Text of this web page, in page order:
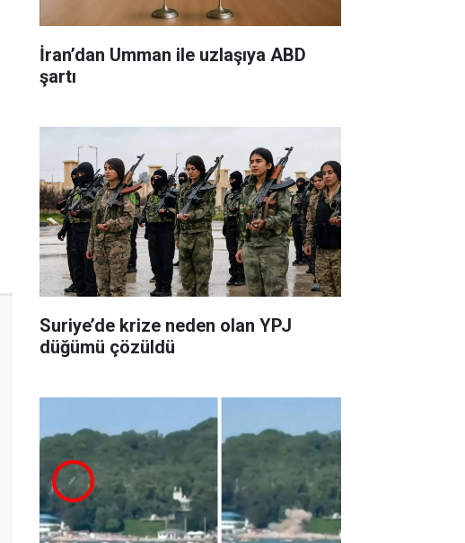
İran’dan Umman ile uzlaşıya ABD
şartı
Suriye’de krize neden olan YPJ
düğümü çözüldü